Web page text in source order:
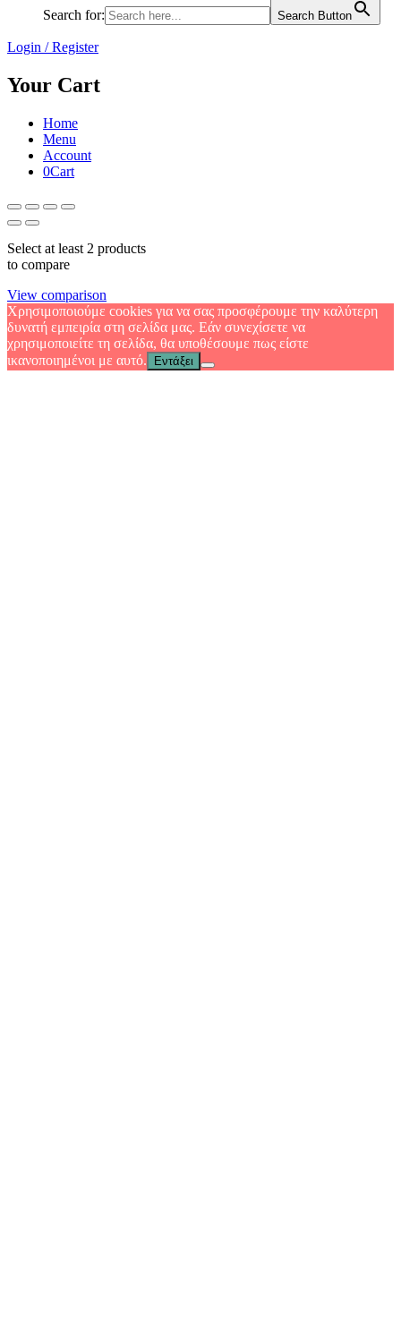
Search for: Search Button
Login / Register
Your Cart
Home
Menu
Account
0Cart
Select at least 2 products
to compare
View comparison
Χρησιμοποιούμε cookies για να σας προσφέρουμε την καλύτερη
δυνατή εμπειρία στη σελίδα μας. Εάν συνεχίσετε να
χρησιμοποιείτε τη σελίδα, θα υποθέσουμε πως είστε
ικανοποιημένοι με αυτό.
Εντάξει